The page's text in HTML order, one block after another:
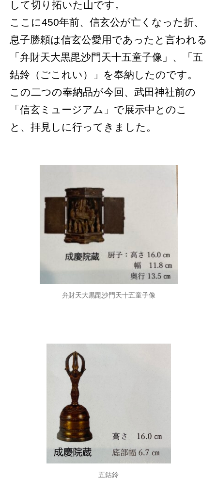
して切り拓いた山です。
ここに450年前、信玄公が亡くなった折、
息子勝頼は信玄公愛用であったと言われる
「弁財天大黒毘沙門天十五童子像」、「五
鈷鈴（ごこれい）」を奉納したのです。
この二つの奉納品が今回、武田神社前の
「信玄ミュージアム」で展示中とのこ
と、拝見しに行ってきました。
弁財天大黒毘沙門天十五童子像
五鈷鈴